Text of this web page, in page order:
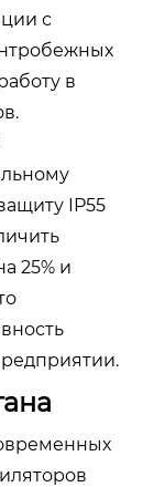
с
в
IP55
25% и